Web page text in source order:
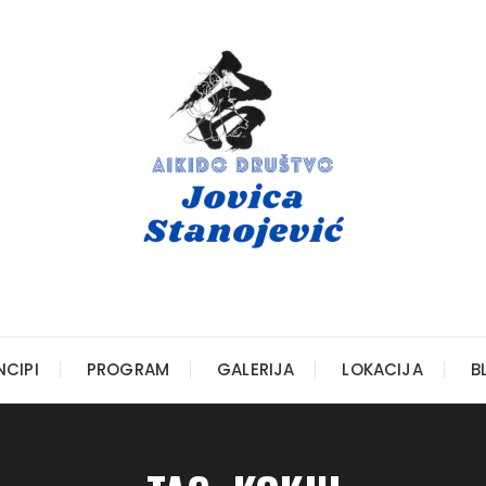
PROGRAM GALERIJA LOKACIJA